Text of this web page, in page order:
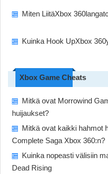
Miten LiitäXbox
Kuinka Hook UpXbox
Xbox Game Cheats
Mitkä ovat Morrowind
huijaukset?
Mitkä ovat kaikki hahmot
Complete Saga Xbox 360:n?
Kuinka nopeasti välisiin
Dead Rising